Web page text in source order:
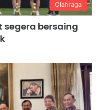
Olahraga
segera bersaing